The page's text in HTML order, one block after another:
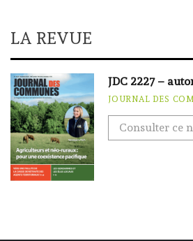
LA REVUE
JDC 2227 –
JOURNAL DES
Consulter ce